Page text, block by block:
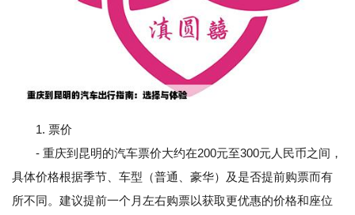
1. 票价
- 重庆到昆明的汽车票价大约在200元至300元人民币之间，
具体价格根据季节、车型（普通、豪华）及是否提前购票而有
所不同。建议提前一个月左右购票以获取更优惠的价格和座位